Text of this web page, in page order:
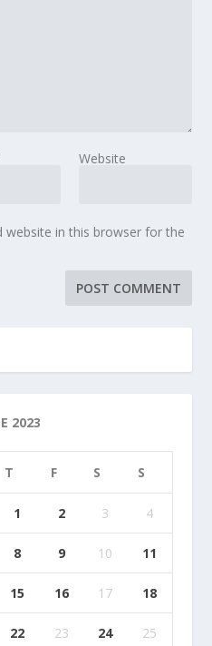
Website
website in this browser for the
2023
T F S S
1 2 3 4
8 9 10 11
15 16 17 18
22 23 24 25